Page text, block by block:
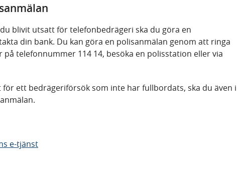
blivit utsatt för telefonbedrägeri ska du göra en
din bank. Du kan göra en polisanmälan genom att ringa
telefonnummer 114 14, besöka en polisstation eller via
ett bedrägeriförsök som inte har fullbordats, ska du även i
e-tjänst